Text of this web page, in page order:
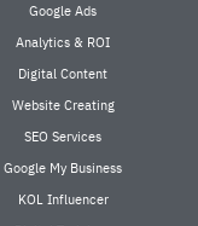
Google Ads
Analytics & ROI
Digital Content
Website Creating
SEO Services
Google My Business
KOL Influencer